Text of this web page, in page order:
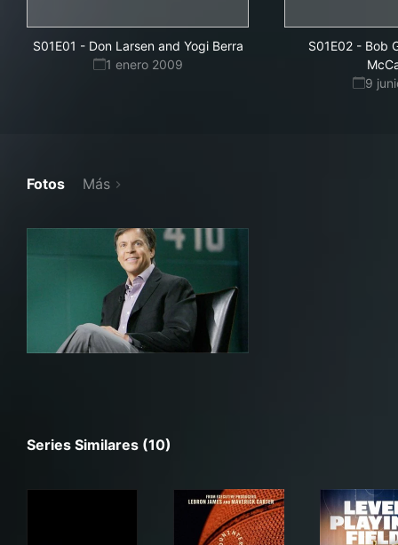
S01E01 - Don Larsen and Yogi Berra
1 enero 2009
S01E02 - Bob
9
Fotos Más
Series Similares (10)